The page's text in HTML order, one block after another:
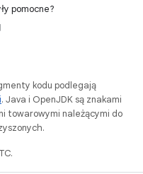
pomocne?
kodu podlegają
. Java i OpenJDK są znakami
towarowymi należącymi do